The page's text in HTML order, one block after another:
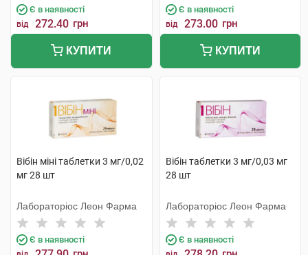
Є в наявності
від 272.40 грн
КУПИТИ
Є в наявності
від 273.00 грн
КУПИТИ
Вібін міні таблетки 3 мг/0,02
мг 28 шт
Лабораторіос Леон Фарма
Є в наявності
Вібін таблетки 3 мг/0,03 мг
28 шт
Лабораторіос Леон Фарма
Є в наявності